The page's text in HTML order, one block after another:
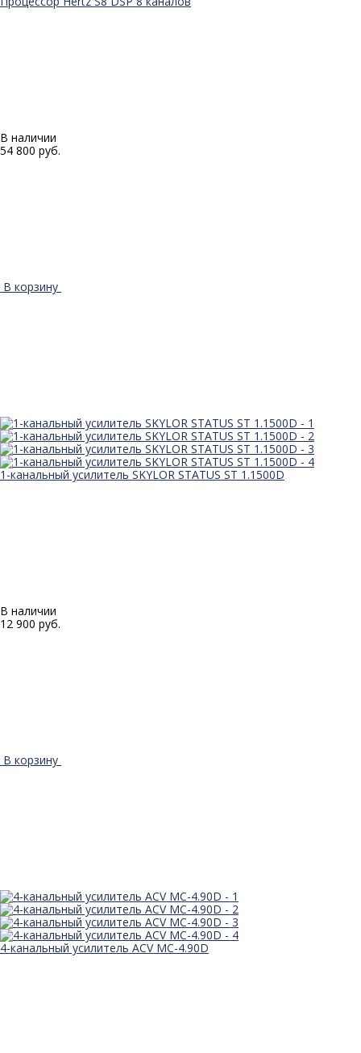
В наличии
54 800 руб.
В корзину
1-канальный усилитель SKYLOR STATUS ST 1.1500D
В наличии
12 900 руб.
В корзину
4-канальный усилитель ACV MC-4.90D